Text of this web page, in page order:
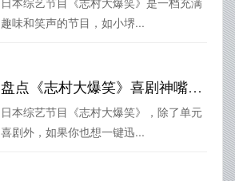
趣味和笑声的节目，如小堺...
盘点《志村大爆笑》喜剧神嘴：狙击手网盘一键迅雷下载
日本综艺节目《志村大爆笑》，除了单元
喜剧外，如果你也想一键迅...